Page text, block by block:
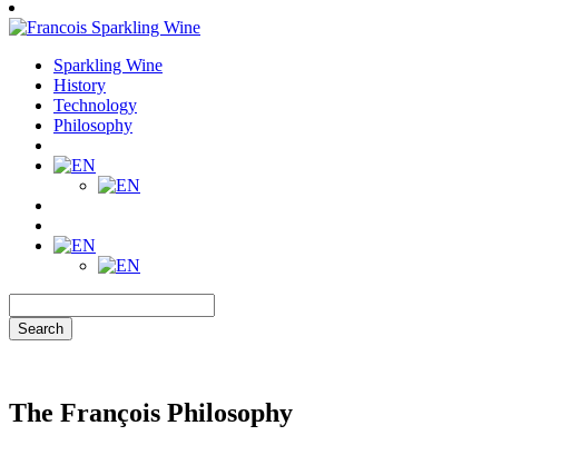
Sparkling Wine
History
Technology
Philosophy
Search
The François Philosophy